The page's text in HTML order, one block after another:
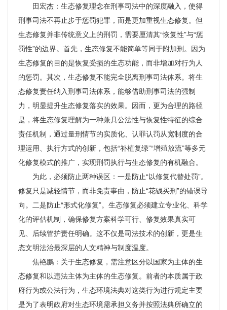
田宏杰：生态修复理念在刑事司法中的深度融入，使得
刑事司法不再止步于惩罚犯罪，而是更加重视生态修复。但
生态修复并非传统意义上的刑罚，需要厘清其“恢复性”与“惩
罚性”的边界。首先，生态修复不能简单等同于附加刑。因为
生态修复的目的是恢复受损的生态功能，而非增加对行为人
的惩罚。其次，生态修复不能完全脱离刑事司法体系。将生
态修复责任纳入刑事司法体系，能够借助刑事司法的强制
力，明显提升生态修复落实的效果。因而，更为合理的路径
是，将生态修复理解为一种兼具公法性与恢复性特征的综合
责任机制，通过量刑情节的实质化、认罪认罚从宽制度的合
理运用、执行方式的创新，包括“补植复绿”“增殖放流”等多元
化修复模式的推广，实现刑罚执行与生态修复的有机融合。
为此，必须防止两种误区：一是防止“以修复代替处罚”。
修复只是减轻情节，而非免责事由，防止“花钱买刑”的错误导
向。二是防止“形式化修复”。生态修复必须建立专业化、科学
化的评估机制，确保修复方案科学可行、修复效果真实可
见、后续管护责任明确。这不仅是司法技术的创新，更是生
态文明法治最深层的人文精神与制度温度。
焦艳鹏：关于生态修复，需注意区分以国家为主体的生
态修复和以违法主体为主体的生态修复。前者的本质属于政
府行为或公法行为，生态环境法典对这类行为进行规定主要
是为了表明政府对生态环境需承担义务并按照法典所确立的